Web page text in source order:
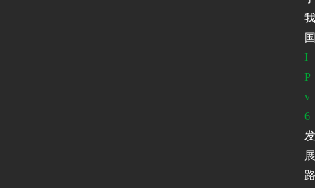
我
国
I
P
v
6
发
展
路